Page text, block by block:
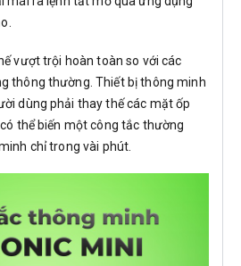
vượt trội hoàn toàn so với các
thông thường. Thiết bị thông minh
dùng phải thay thế các mặt ốp
thể biến một công tắc thường
chỉ trong vài phút.